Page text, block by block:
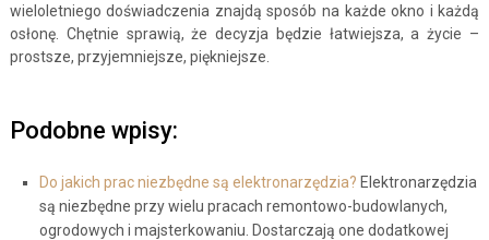
wieloletniego doświadczenia znajdą sposób na każde okno i każdą
osłonę. Chętnie sprawią, że decyzja będzie łatwiejsza, a życie –
prostsze, przyjemniejsze, piękniejsze.
Podobne wpisy:
Do jakich prac niezbędne są elektronarzędzia? Elektronarzędzia
są niezbędne przy wielu pracach remontowo-budowlanych,
ogrodowych i majsterkowaniu. Dostarczają one dodatkowej